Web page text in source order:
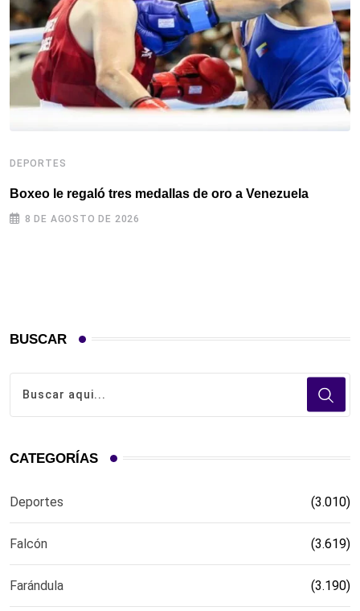
DEPORTES
Boxeo le regaló tres medallas de oro a Venezuela
8 DE AGOSTO DE 2026
BUSCAR
CATEGORÍAS
Deportes (3.010)
Falcón (3.619)
Farándula (3.190)